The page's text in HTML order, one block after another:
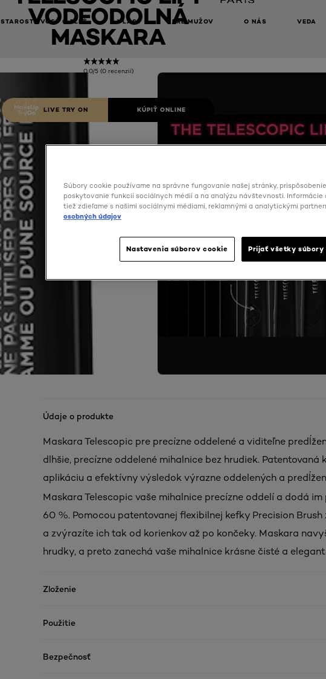
STAROSTLIVOSŤ O PLEŤ VLASY PRE MUŽOV O NÁS VEDA
VODEODOLNÁ
MASKARA
0,0/5 (0 recenzií)
LIVE TRY ON KÚPIŤ ONLINE
Údaje o produkte
Maskara Telescopic pre precízne oddelené a viditeľne
dlhšie, precízne oddelené mihalnice bez hrudiek. Patentovaná
aplikáciu a efektívny výsledok výrazne oddelených a
Maskara Telescopic vaše mihalnice precízne oddelí a dodá
60 %. Pomocou patentovanej flexibilnej kefky Precision
a zvýrazíte ich tak od korienkov až po končeky. Maskara
hrudky, a preto zanechá vaše mihalnice krásne čisté a
Zloženie
Použitie
Bezpečnosť
Súbory cookie používame na správne fungovanie našej stránky,
poskytovanie funkcií sociálnych médií a na analýzu návštevnosti. Informácie
tiež zdieľame s našimi sociálnymi médiami, reklamnými a analytickými
osobných údajov
Nastavenia súborov cookie Prijať všetky súbory